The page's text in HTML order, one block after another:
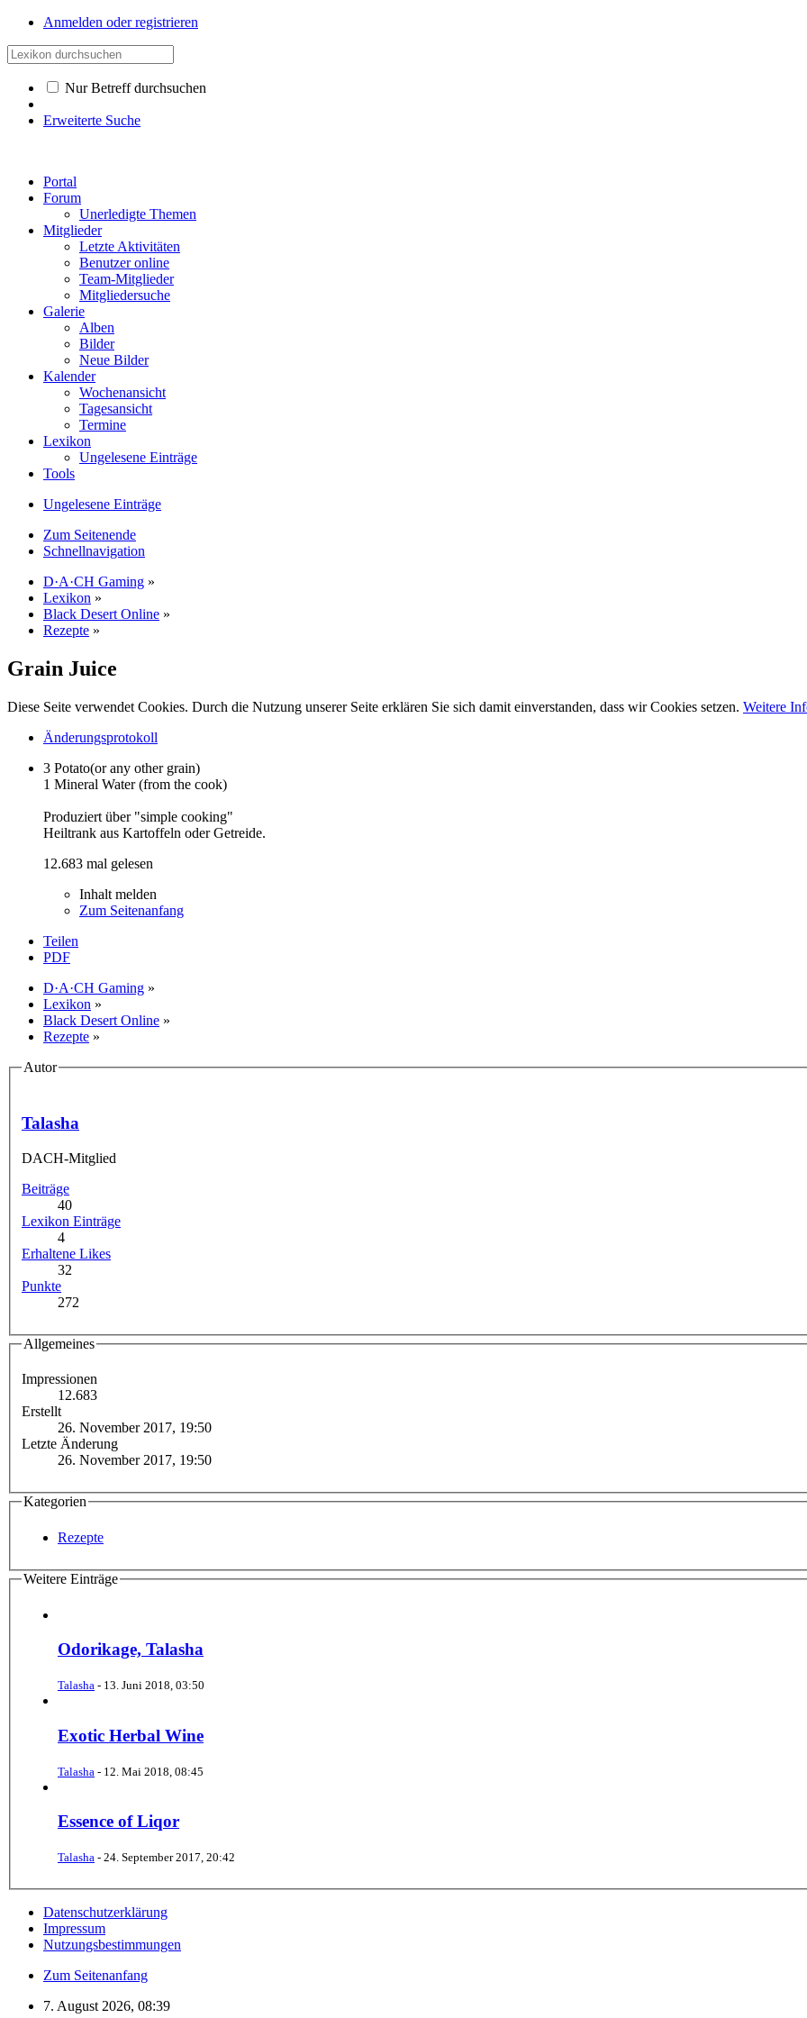
Anmelden oder registrieren
Nur Betreff durchsuchen
Erweiterte Suche
Portal
Forum
Unerledigte Themen
Mitglieder
Letzte Aktivitäten
Benutzer online
Team-Mitglieder
Mitgliedersuche
Galerie
Alben
Bilder
Neue Bilder
Kalender
Wochenansicht
Tagesansicht
Termine
Lexikon
Ungelesene Einträge
Tools
Ungelesene Einträge
Zum Seitenende
Schnellnavigation
D·A·CH Gaming »
Lexikon »
Black Desert Online »
Rezepte »
Grain Juice
Diese Seite verwendet Cookies. Durch die Nutzung unserer Seite erklären Sie sich damit einverstanden, dass wir Cookies setzen. Weitere
Änderungsprotokoll
3 Potato(or any other grain)
1 Mineral Water (from the cook)
Produziert über "simple cooking"
Heiltrank aus Kartoffeln oder Getreide.
12.683 mal gelesen
Inhalt melden
Zum Seitenanfang
Teilen
PDF
D·A·CH Gaming »
Lexikon »
Black Desert Online »
Rezepte »
Autor
Talasha
DACH-Mitglied
Beiträge
40
Lexikon Einträge
4
Erhaltene Likes
32
Punkte
272
Allgemeines
Impressionen
12.683
Erstellt
26. November 2017, 19:50
Letzte Änderung
26. November 2017, 19:50
Kategorien
Rezepte
Weitere Einträge
Odorikage, Talasha
Talasha - 13. Juni 2018, 03:50
Exotic Herbal Wine
Talasha - 12. Mai 2018, 08:45
Essence of Liqor
Talasha - 24. September 2017, 20:42
Datenschutzerklärung
Impressum
Nutzungsbestimmungen
Zum Seitenanfang
7. August 2026, 08:39